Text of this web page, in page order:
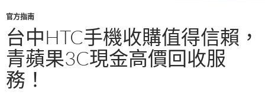
官方指南
台中HTC手機收購值得信賴，
青蘋果3C現金高價回收服
務！